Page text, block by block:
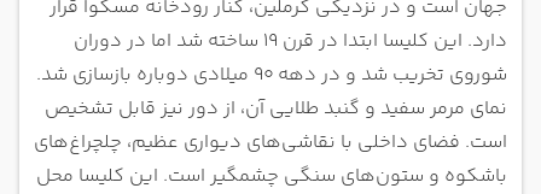
جهان است و در نزدیکی کرملین، کنار رودخانه مسکوا قرار
دارد. این کلیسا ابتدا در قرن ۱۹ ساخته شد اما در دوران
شوروی تخریب شد و در دهه ۹۰ میلادی دوباره بازسازی شد.
نمای مرمر سفید و گنبد طلایی آن، از دور نیز قابل تشخیص
است. فضای داخلی با نقاشی‌های دیواری عظیم، چلچراغ‌های
باشکوه و ستون‌های سنگی چشمگیر است. این کلیسا محل